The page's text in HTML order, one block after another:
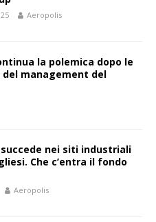
Aeropolis
la polemica dopo le
del management del
nei siti industriali
Che c’entra il fondo
Aeropolis